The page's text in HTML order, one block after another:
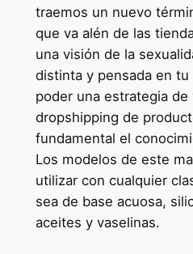
traemos un nuevo
que va alén de las
una visión de la
distinta y pensada en tu
poder una estrategia
dropshipping de
fundamental el
Los modelos de este
utilizar con cualquier
sea de base acuosa,
aceites y vaselinas.